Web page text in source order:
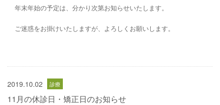
年末年始の予定は、分かり次第お知らせいたします。
ご迷惑をお掛けいたしますが、よろしくお願いします。
2019.10.02
11月の休診日・矯正日のお知らせ